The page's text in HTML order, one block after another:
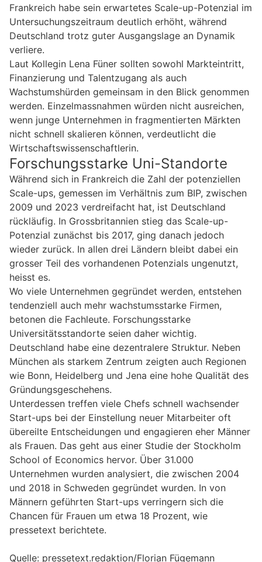
Frankreich habe sein erwartetes Scale-up-Potenzial im
Untersuchungszeitraum deutlich erhöht, während
Deutschland trotz guter Ausgangslage an Dynamik
verliere.
Laut Kollegin Lena Füner sollten sowohl Markteintritt,
Finanzierung und Talentzugang als auch
Wachstumshürden gemeinsam in den Blick genommen
werden. Einzelmassnahmen würden nicht ausreichen,
wenn junge Unternehmen in fragmentierten Märkten
nicht schnell skalieren können, verdeutlicht die
Wirtschaftswissenschaftlerin.
Forschungsstarke Uni-Standorte
Während sich in Frankreich die Zahl der potenziellen
Scale-ups, gemessen im Verhältnis zum BIP, zwischen
2009 und 2023 verdreifacht hat, ist Deutschland
rückläufig. In Grossbritannien stieg das Scale-up-
Potenzial zunächst bis 2017, ging danach jedoch
wieder zurück. In allen drei Ländern bleibt dabei ein
grosser Teil des vorhandenen Potenzials ungenutzt,
heisst es.
Wo viele Unternehmen gegründet werden, entstehen
tendenziell auch mehr wachstumsstarke Firmen,
betonen die Fachleute. Forschungsstarke
Universitätsstandorte seien daher wichtig.
Deutschland habe eine dezentralere Struktur. Neben
München als starkem Zentrum zeigten auch Regionen
wie Bonn, Heidelberg und Jena eine hohe Qualität des
Gründungsgeschehens.
Unterdessen treffen viele Chefs schnell wachsender
Start-ups bei der Einstellung neuer Mitarbeiter oft
übereilte Entscheidungen und engagieren eher Männer
als Frauen. Das geht aus einer Studie der Stockholm
School of Economics hervor. Über 31.000
Unternehmen wurden analysiert, die zwischen 2004
und 2018 in Schweden gegründet wurden. In von
Männern geführten Start-ups verringern sich die
Chancen für Frauen um etwa 18 Prozent, wie
pressetext berichtete.
Quelle: pressetext.redaktion/Florian Fügemann